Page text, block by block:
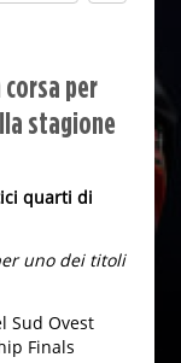
per
stagione
quarti di
uno dei titoli
Sud Ovest
Finals